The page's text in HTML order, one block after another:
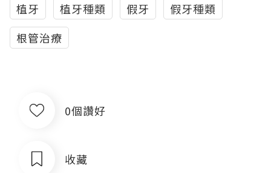
植牙 植牙種類 假牙
假牙種類
根管治療
0個讚好
收藏